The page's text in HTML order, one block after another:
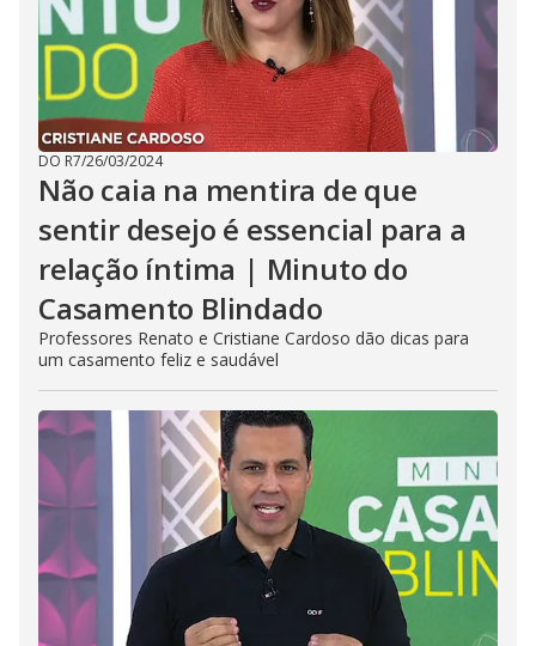
DO R7/26/03/2024
Não caia na mentira de que
sentir desejo é essencial para a
relação íntima | Minuto do
Casamento Blindado
Professores Renato e Cristiane Cardoso dão dicas para
um casamento feliz e saudável